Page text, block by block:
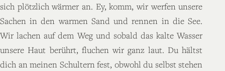
sich plötzlich wärmer an. Ey, komm, wir werfen unsere
Sachen in den warmen Sand und rennen in die See.
Wir lachen auf dem Weg und sobald das kalte Wasser
unsere Haut berührt, fluchen wir ganz laut. Du hältst
dich an meinen Schultern fest, obwohl du selbst stehen